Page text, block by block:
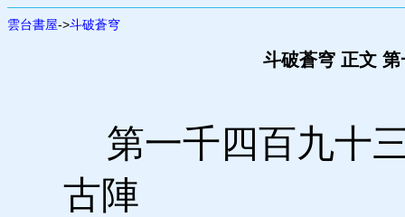
雲台書屋->斗破蒼穹
斗破蒼穹 正文
第一千四百九十
古陣